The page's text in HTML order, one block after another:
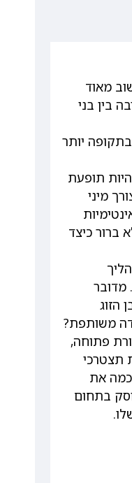
מאוד
בין בני
יותר
תופעת
מיני
כיצד
מדובר
הזוג
משותפת?
פתוחה,
תצטרכי
את
בתחום